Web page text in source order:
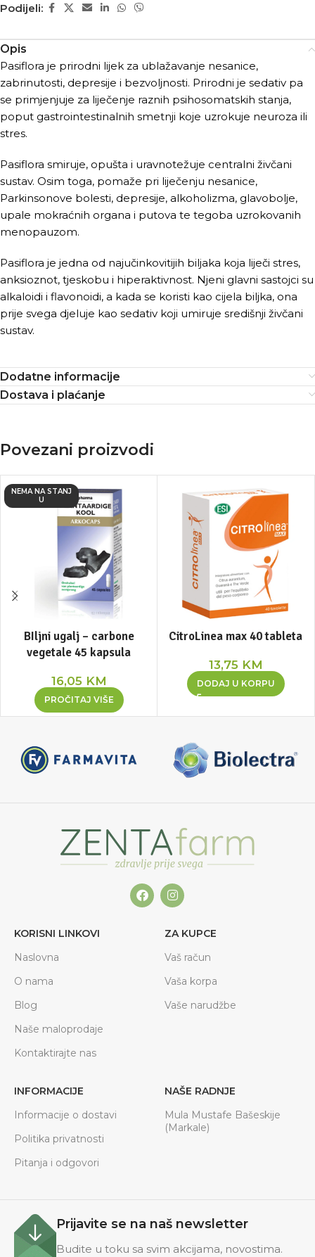
Podijeli:
Opis
Pasiflora je prirodni lijek za ublažavanje nesanice,
zabrinutosti, depresije i bezvoljnosti. Prirodni je sedativ pa
se primjenjuje za lije­čenje raznih psihosomatskih stanja,
poput gastrointestinalnih smet­nji koje uzrokuje neuroza ili
stres.
Pasiflora smiruje, opušta i uravnotežuje centralni živčani
sustav. Osim toga, pomaže pri liječenju nesanice,
Parkinsonove bolesti, depresije, alkoholizma, glavobolje,
upale mokraćnih organa i putova te tegoba uzrokovanih
menopauzom.
Pasiflora je jedna od najučinkovitijih biljaka koja liječi stres,
anksioznot, tjeskobu i hiperaktivnost. Njeni glavni sastojci su
alkaloidi i flavonoidi, a kada se koristi kao cijela biljka, ona
prije svega djeluje kao sedativ koji umiruje središnji živčani
sustav.
Dodatne informacije
Dostava i plaćanje
Povezani proizvodi
NEMA NA STANJ
U
BIljni ugalj – carbone
vegetale 45 kapsula
16,05 KM
PROČITAJ VIŠE
CitroLinea max 40 tableta
13,75 KM
DODAJ U KORPU
KORISNI LINKOVI
Naslovna
O nama
Blog
Naše maloprodaje
Kontaktirajte nas
ZA KUPCE
Vaš račun
Vaša korpa
Vaše narudžbe
INFORMACIJE
Informacije o dostavi
Politika privatnosti
Pitanja i odgovori
NAŠE RADNJE
Mula Mustafe Bašeskije
(Markale)
Prijavite se na naš newsletter
Budite u toku sa svim akcijama, novostima.